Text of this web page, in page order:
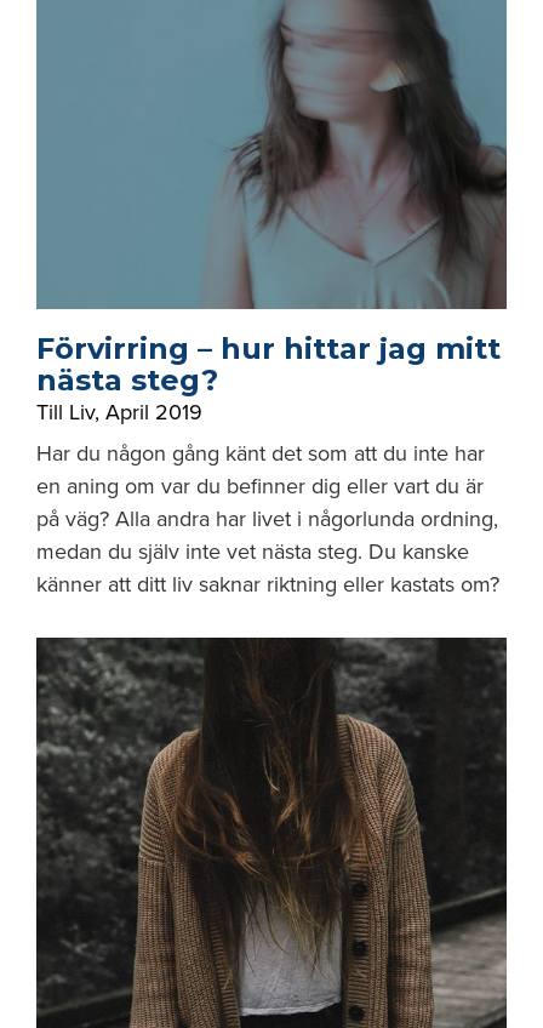
Förvirring – hur hittar jag mitt
nästa steg?
Till Liv, April 2019
Har du någon gång känt det som att du inte har
en aning om var du befinner dig eller vart du är
på väg? Alla andra har livet i någorlunda ordning,
medan du själv inte vet nästa steg. Du kanske
känner att ditt liv saknar riktning eller kastats om?